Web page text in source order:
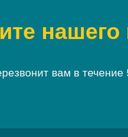
нашего
вам в течение